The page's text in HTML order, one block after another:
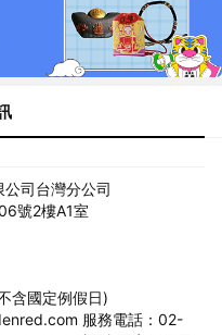
司台灣分公司
號2樓A1室
含國定例假日)
服務電話：02-